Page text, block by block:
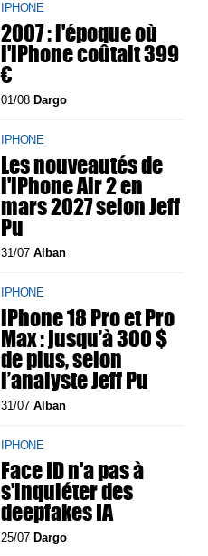
IPHONE
2007 : l'époque où
l'iPhone coûtait 399
€
01/08 Dargo
IPHONE
Les nouveautés de
l'iPhone Air 2 en
mars 2027 selon Jeff
Pu
31/07Alban
IPHONE
iPhone 18 Pro et Pro
Max : jusqu’à 300 $
de plus, selon
l’analyste Jeff Pu
31/07Alban
IPHONE
Face ID n'a pas à
s'inquiéter des
deepfakes IA
25/07 Dargo